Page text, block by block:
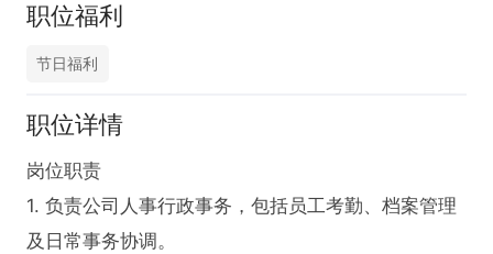
职位福利
节日福利
职位详情
岗位职责
1. 负责公司人事行政事务，包括员工考勤、档案管理
及日常事务协调。